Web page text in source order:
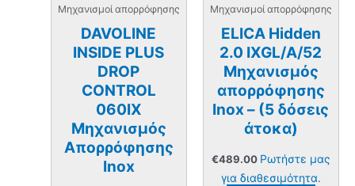
Μηχανισμοί απορρόφησης
DAVOLINE
INSIDE PLUS
DROP
CONTROL
060IX
Μηχανισμός
Απορρόφησης
Inox
Μηχανισμοί απορρόφησης
ELICA Hidden
2.0 IXGL/A/52
Μηχανισμός
απορρόφησης
Inox – (5 δόσεις
άτοκα)
€489.00 Ρωτήστε μας
για διαθεσιμότητα.